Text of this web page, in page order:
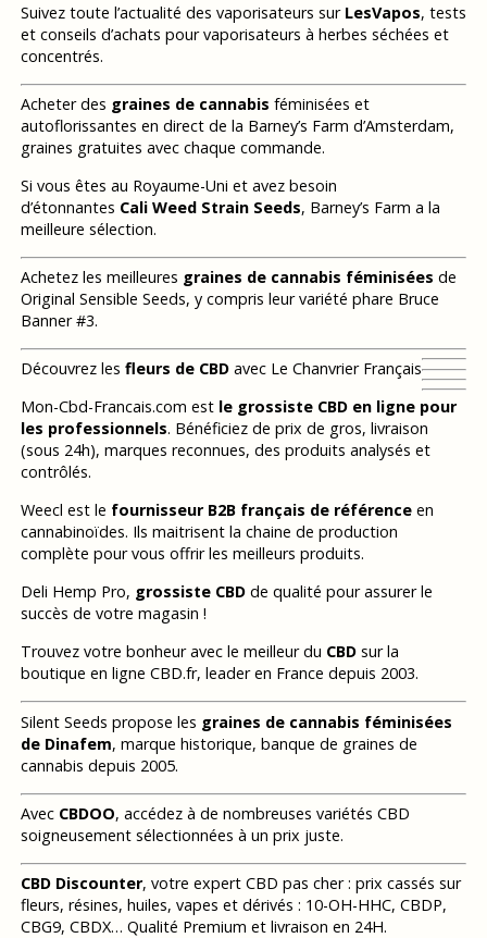
Suivez toute l’actualité des vaporisateurs sur LesVapos, tests
et conseils d’achats pour vaporisateurs à herbes séchées et
concentrés.
Acheter des graines de cannabis féminisées et
autoflorissantes en direct de la Barney’s Farm d’Amsterdam,
graines gratuites avec chaque commande.
Si vous êtes au Royaume-Uni et avez besoin
d’étonnantes Cali Weed Strain Seeds, Barney’s Farm a la
meilleure sélection.
Achetez les meilleures graines de cannabis féminisées de
Original Sensible Seeds, y compris leur variété phare Bruce
Banner #3.
Découvrez les fleurs de CBDavec Le Chanvrier Français
Mon-Cbd-Francais.com est le grossiste CBD en ligne pour
les professionnels. Bénéficiez de prix de gros, livraison
(sous 24h), marques reconnues, des produits analysés et
contrôlés.
Weecl est le fournisseur B2B français de référenceen
cannabinoïdes. Ils maitrisent la chaine de production
complète pour vous offrir les meilleurs produits.
Deli Hemp Pro, grossiste CBDde qualité pour assurer le
succès de votre magasin !
Trouvez votre bonheur avec le meilleur du CBDsur la
boutique en ligne CBD.fr, leader en France depuis 2003.
Silent Seeds propose les graines de cannabis féminisées
de Dinafem, marque historique, banque de graines de
cannabis depuis 2005.
Avec CBDOO, accédez à de nombreuses variétés CBD
soigneusement sélectionnées à un prix juste.
CBD Discounter, votre expert CBD pas cher : prix cassés sur
fleurs, résines, huiles, vapes et dérivés : 10-OH-HHC, CBDP,
CBG9, CBDX… Qualité Premium et livraison en 24H.